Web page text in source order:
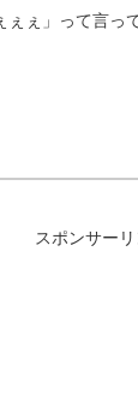
ぇぇ」って言っ
スポンサーリ